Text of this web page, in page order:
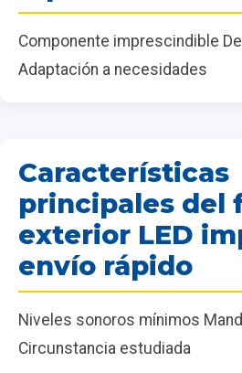
Componente imprescindible
Adaptación a necesidades
Características
principales del
exterior LED
envío rápido
Niveles sonoros mínimos
Circunstancia estudiada